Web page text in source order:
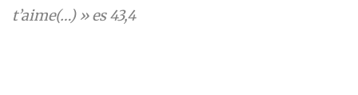
t’aime(…) » es 43,4